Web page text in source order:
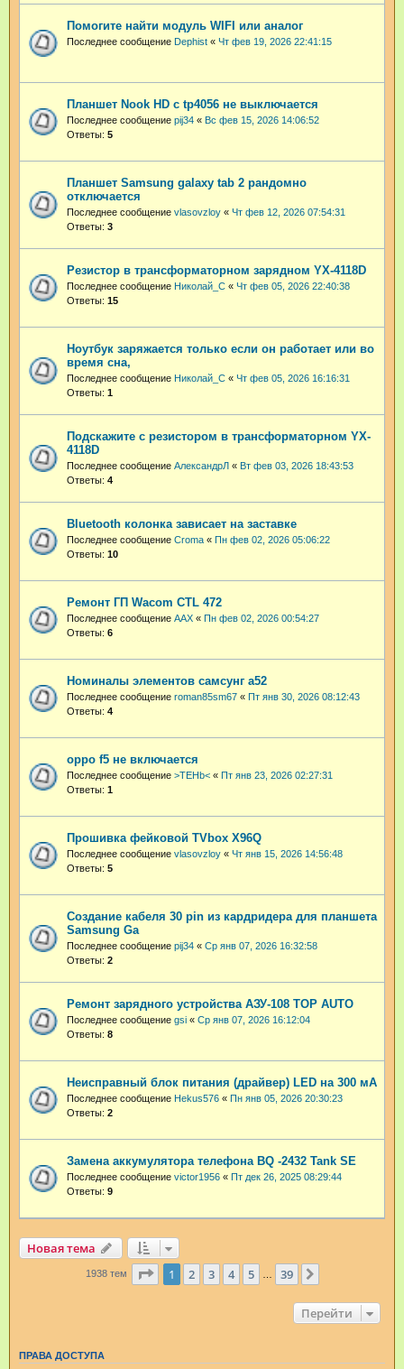
Помогите найти модуль WIFI или аналог
Последнее сообщение Dephist « Чт фев 19, 2026 22:41:15
Планшет Nook HD с tp4056 не выключается
Последнее сообщение pij34 « Вс фев 15, 2026 14:06:52
Ответы: 5
Планшет Samsung galaxy tab 2 рандомно
отключается
Последнее сообщение vlasovzloy « Чт фев 12, 2026 07:54:31
Ответы: 3
Резистор в трансформаторном зарядном YX-4118D
Последнее сообщение Николай_С « Чт фев 05, 2026 22:40:38
Ответы: 15
Ноутбук заряжается только если он работает или во
время сна,
Последнее сообщение Николай_С « Чт фев 05, 2026 16:16:31
Ответы: 1
Подскажите с резистором в трансформаторном YX-
4118D
Последнее сообщение АлександрЛ « Вт фев 03, 2026 18:43:53
Ответы: 4
Bluetooth колонка зависает на заставке
Последнее сообщение Croma « Пн фев 02, 2026 05:06:22
Ответы: 10
Ремонт ГП Wacom CTL 472
Последнее сообщение AAX « Пн фев 02, 2026 00:54:27
Ответы: 6
Номиналы элементов самсунг а52
Последнее сообщение roman85sm67 « Пт янв 30, 2026 08:12:43
Ответы: 4
oppo f5 не включается
Последнее сообщение >TEHb< « Пт янв 23, 2026 02:27:31
Ответы: 1
Прошивка фейковой TVbox X96Q
Последнее сообщение vlasovzloy « Чт янв 15, 2026 14:56:48
Ответы: 5
Создание кабеля 30 pin из кардридера для планшета
Samsung Ga
Последнее сообщение pij34 « Ср янв 07, 2026 16:32:58
Ответы: 2
Ремонт зарядного устройства АЗУ-108 TOP AUTO
Последнее сообщение gsi « Ср янв 07, 2026 16:12:04
Ответы: 8
Неисправный блок питания (драйвер) LED на 300 мА
Последнее сообщение Hekus576 « Пн янв 05, 2026 20:30:23
Ответы: 2
Замена аккумулятора телефона BQ -2432 Tank SE
Последнее сообщение victor1956 « Пт дек 26, 2025 08:29:44
Ответы: 9
Новая тема
1938 тем Страница из 39
1 2 3 4 5 39
Перейти
ПРАВА ДОСТУПА